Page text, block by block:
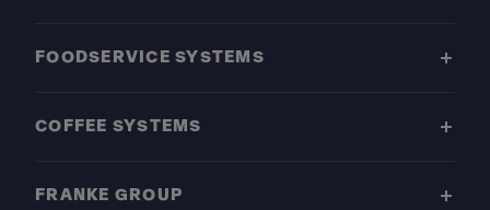
FOODSERVICE SYSTEMS
COFFEE SYSTEMS
FRANKE GROUP